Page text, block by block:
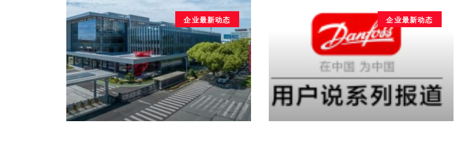
企业最新动态 企业最新动态